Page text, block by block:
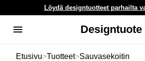
Löydä designtuotteet parhailta
Designtuote
Etusivu>Tuotteet>Sauvasekoitin